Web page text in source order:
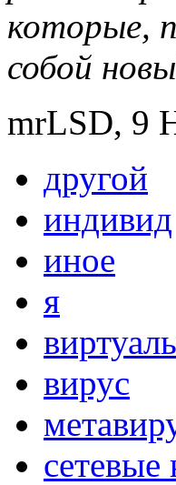
которые,
собой
mrLSD, 9
другой
индивид
иное
я
вирус